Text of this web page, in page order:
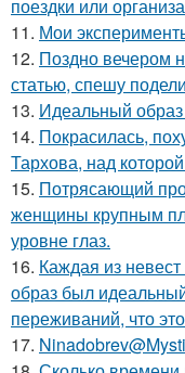
поездки или
11. Мои
12. Поздно вечером
статью, спешу
13. Идеальный
14. Покрасилась,
Тархова, над
15. Потрясающий
женщины крупным
уровне глаз.
16. Каждая из
образ был
переживаний, что
17.